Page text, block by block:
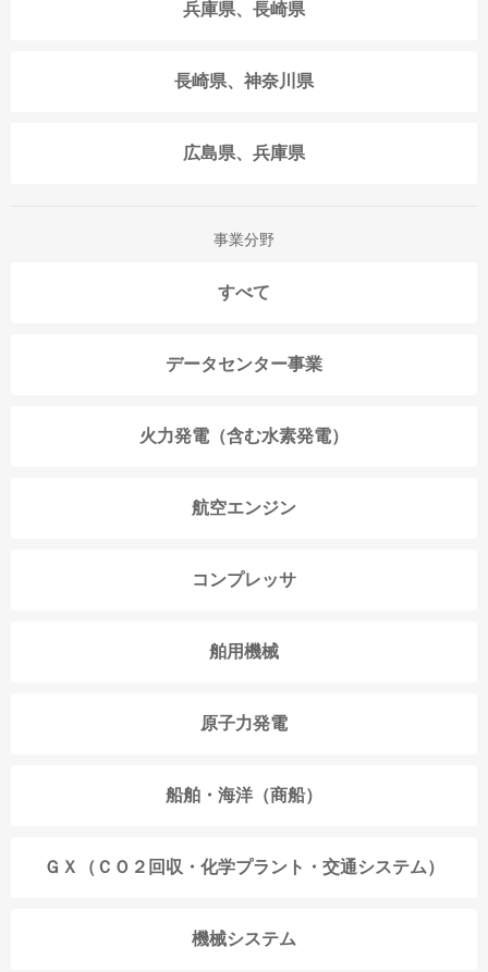
兵庫県、長崎県
長崎県、神奈川県
広島県、兵庫県
事業分野
すべて
データセンター事業
火力発電（含む水素発電）
航空エンジン
コンプレッサ
舶用機械
原子力発電
船舶・海洋（商船）
ＧＸ（ＣＯ２回収・化学プラント・交通システム）
機械システム